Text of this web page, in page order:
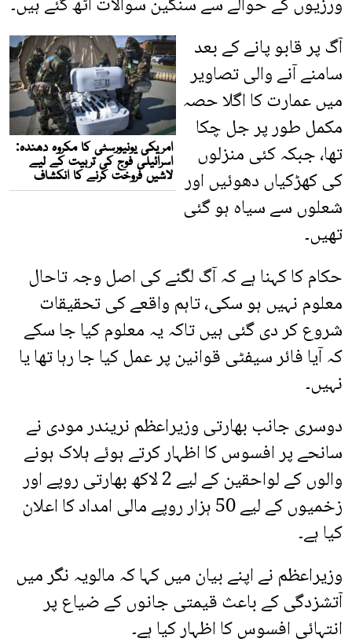
آگ پر قابو پانے کے بعد
سامنے آنے والی تصاویر
میں عمارت کا اگلا حصہ
مکمل طور پر جل چکا
تھا، جبکہ کئی منزلوں
کی کھڑکیاں دھوئیں اور
شعلوں سے سیاہ ہو گئی
تھیں۔
حکام کا کہنا ہے کہ آگ لگنے کی اصل وجہ تاحال
معلوم نہیں ہو سکی، تاہم واقعے کی تحقیقات
شروع کر دی گئی ہیں تاکہ یہ معلوم کیا جا سکے
کہ آیا فائر سیفٹی قوانین پر عمل کیا جا رہا تھا یا
نہیں۔
دوسری جانب بھارتی وزیراعظم نریندر مودی نے
سانحے پر افسوس کا اظہار کرتے ہوئے ہلاک ہونے
والوں کے لواحقین کے لیے 2 لاکھ بھارتی روپے اور
زخمیوں کے لیے 50 ہزار روپے مالی امداد کا اعلان
کیا ہے۔
وزیراعظم نے اپنے بیان میں کہا کہ مالویہ نگر میں
آتشزدگی کے باعث قیمتی جانوں کے ضیاع پر
انتہائی افسوس کا اظہار کیا ہے۔